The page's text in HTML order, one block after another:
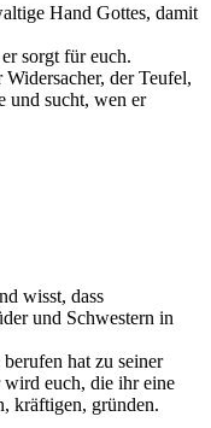
Hand Gottes, damit
sorgt für euch.
der Teufel,
und sucht, wen er
wisst, dass
und Schwestern in
hat zu seiner
euch, die ihr eine
kräftigen, gründen.